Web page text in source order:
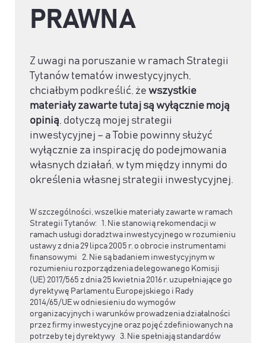
PRAWNA
Z uwagi na poruszanie w ramach Strategii
Tytanów tematów inwestycyjnych,
chciałbym podkreślić, że wszystkie
materiały zawarte tutaj są wyłącznie moją
opinią, dotyczą mojej strategii
inwestycyjnej – a Tobie powinny służyć
wyłącznie za inspirację do podejmowania
własnych działań, w tym między innymi do
określenia własnej strategii inwestycyjnej.
W szczególności, wszelkie materiały zawarte w ramach
Strategii Tytanów: 1. Nie stanowią rekomendacji w
ramach usługi doradztwa inwestycyjnego w rozumieniu
ustawy z dnia 29 lipca 2005 r. o obrocie instrumentami
finansowymi 2. Nie są badaniem inwestycyjnym w
rozumieniu rozporządzenia delegowanego Komisji
(UE) 2017/565 z dnia 25 kwietnia 2016 r. uzupełniające go
dyrektywę Parlamentu Europejskiego i Rady
2014/65/UE w odniesieniu do wymogów
organizacyjnych i warunków prowadzenia działalności
przez firmy inwestycyjne oraz pojęć zdefiniowanych na
potrzeby tej dyrektywy 3. Nie spełniają standardów